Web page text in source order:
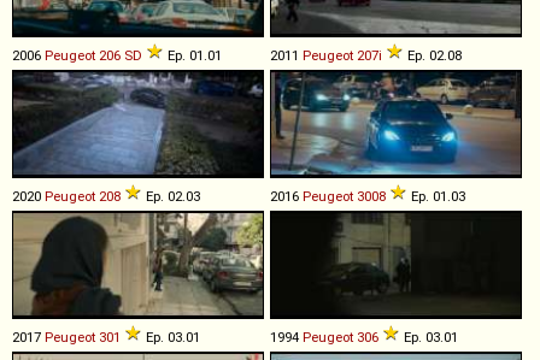
2006 Peugeot 206 SD Ep. 01.01 2011 Peugeot 207i Ep. 02.08
2020 Peugeot 208 Ep. 02.03 2016 Peugeot 3008 Ep. 01.03
2017 Peugeot 301 Ep. 03.01 1994 Peugeot 306 Ep. 03.01